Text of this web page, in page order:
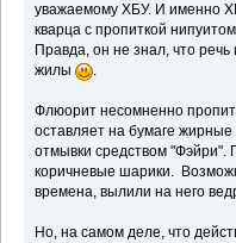
уважаемому ХБУ. И именно
кварца с пропиткой
Правда, он не знал, что
жилы
.
Флюорит несомненно
оставляет на бумаге
отмывки средством
коричневые шарики.
времена, вылили на него
Но, на самом деле, что